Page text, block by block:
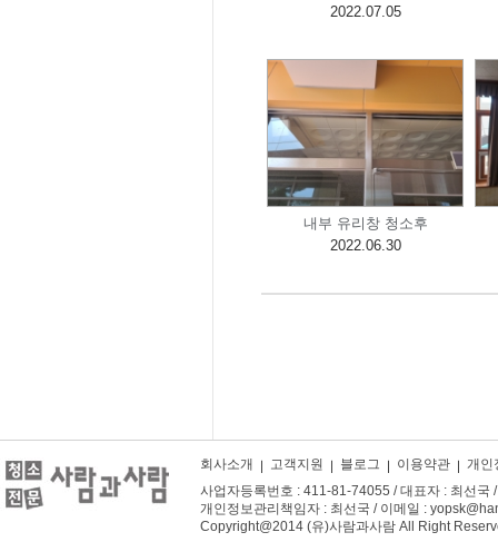
2022.07.05
내부 유리창 청소후
2022.06.30
회사소개 고객지원 블로그 이용약관
개인
사업자등록번호 : 411-81-74055 / 대표자 : 최선
개인정보관리책임자 : 최선국 / 이메일 :
Copyright@2014 (유)사람과사람 All Right